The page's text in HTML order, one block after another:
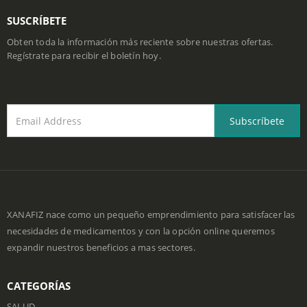
Obten toda la información más reciente sobre nuestras ofertas.
Regístrate para recibir el boletín hoy.
XANAFIZ nace como un pequeño emprendimiento para satisfacer las